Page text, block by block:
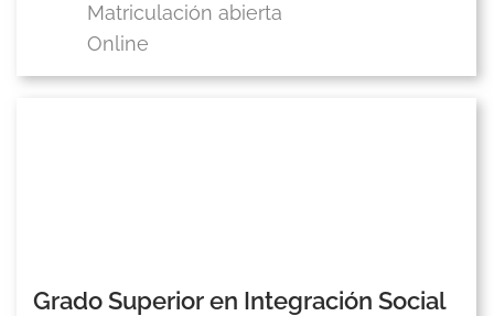
Matriculación abierta
Online
Grado Superior en Integración Social